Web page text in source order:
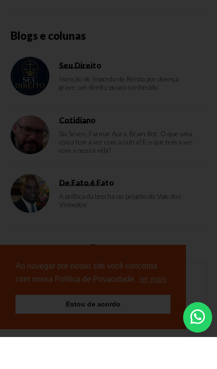
Ao navegar por nosso site você concorda
com nossa Política de Privacidade.
ler mais
Estou de acordo
Blogs e colunas
Seu Direito
Isenção de Imposto de Renda por doença
grave: um direito pouco conhecido
Cotidiano
Six Seven, Farmar Aura, Brain Rot. O que uma
coisa tem a ver com a outra? E o que tem a ver
com a nossa vida?
De Fato é Fato
A política da brecha no projeto do Vale dos
Vinhedos
Enquete